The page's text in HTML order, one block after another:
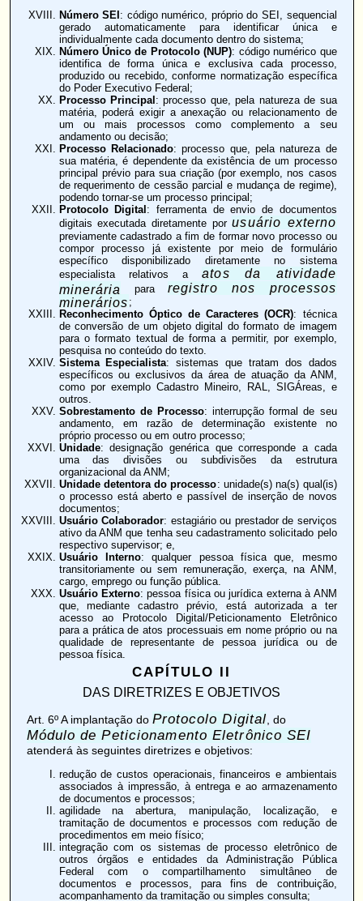
Número SEI : código numérico, próprio do SEI, sequencial
gerado automaticamente para identificar única e
individualmente cada documento dentro do sistema;
Número Único de Protocolo (NUP): código numérico que
identifica de forma única e exclusiva cada processo,
produzido ou recebido, conforme normatização específica
do Poder Executivo Federal;
Processo Principal : processo que, pela natureza de sua
matéria, poderá exigir a anexação ou relacionamento de
um ou mais processos como complemento a seu
andamento ou decisão;
Processo Relacionado: processo que, pela natureza de
sua matéria, é dependente da existência de um processo
principal prévio para sua criação (por exemplo, nos casos
de requerimento de cessão parcial e mudança de regime),
podendo tornar-se um processo principal;
Protocolo Digital : ferramenta de envio de documentos
digitais executada diretamente porusuário externo
previamente cadastrado a fim de formar novo processo ou
compor processo já existente por meio de formulário
específico disponibilizado diretamente no sistema
especialista relativos aatos da atividade
minerária para registro nos processos
minerários ;
Reconhecimento Óptico de Caracteres (OCR): técnica
de conversão de um objeto digital do formato de imagem
para o formato textual de forma a permitir, por exemplo,
pesquisa no conteúdo do texto.
Sistema Especialista: sistemas que tratam dos dados
específicos ou exclusivos da área de atuação da ANM,
como por exemplo Cadastro Mineiro, RAL, SIGÁreas, e
outros.
Sobrestamento de Processo: interrupção formal de seu
andamento, em razão de determinação existente no
próprio processo ou em outro processo;
Unidade: designação genérica que corresponde a cada
uma das divisões ou subdivisões da estrutura
organizacional da ANM;
Unidade detentora do processo: unidade(s) na(s) qual(is)
o processo está aberto e passível de inserção de novos
documentos;
Usuário Colaborador: estagiário ou prestador de serviços
ativo da ANM que tenha seu cadastramento solicitado pelo
respectivo supervisor; e,
Usuário Interno: qualquer pessoa física que, mesmo
transitoriamente ou sem remuneração, exerça, na ANM,
cargo, emprego ou função pública.
Usuário Externo: pessoa física ou jurídica externa à ANM
que, mediante cadastro prévio, está autorizada a ter
acesso ao Protocolo Digital/Peticionamento Eletrônico
para a prática de atos processuais em nome próprio ou na
qualidade de representante de pessoa jurídica ou de
pessoa física.
CAPÍTULO II
DAS DIRETRIZES E OBJETIVOS
Art. 6ºA implantação do Protocolo Digital, do
Módulo de Peticionamento Eletrônico SEI
atenderá às seguintes diretrizes e objetivos:
redução de custos operacionais, financeiros e ambientais
associados à impressão, à entrega e ao armazenamento
de documentos e processos;
agilidade na abertura, manipulação, localização, e
tramitação de documentos e processos com redução de
procedimentos em meio físico;
integração com os sistemas de processo eletrônico de
outros órgãos e entidades da Administração Pública
Federal com o compartilhamento simultâneo de
documentos e processos, para fins de contribuição,
acompanhamento da tramitação ou simples consulta;